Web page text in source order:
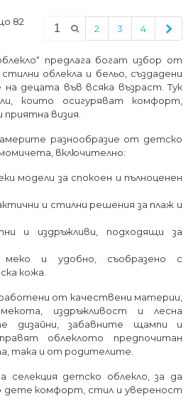
82
2 3 4
предлага богат избор от
облекла и бельо, създадени
на децата във всяка възраст. Тук
които осигуряват комфорт,
визия.
разнообразие от детско
включително:
модели за спокоен и пълноценен
и стилни решения за плаж и
и издръжливи, подходящи за
и удобно, съобразено с
кожа.
от качествени материи,
издръжливост и лесна
дизайни, забавните щампи и
облеклото предпочитан
така и от родителите.
детско облекло, за да
дете комфорт, стил и увереност